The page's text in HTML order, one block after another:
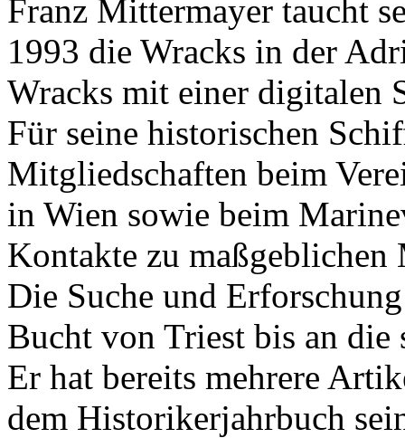
Franz Mittermayer taucht
1993 die Wracks in der
Wracks mit einer digitalen
Für seine historischen
Mitgliedschaften beim
in Wien sowie beim
Kontakte zu
Die Suche und
Bucht von Triest bis an
Er hat bereits mehrere
dem Historikerjahrbuch